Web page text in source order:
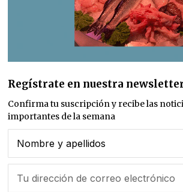
Regístrate en nuestra
Confirma tu suscripción y recibe las
importantes de la semana